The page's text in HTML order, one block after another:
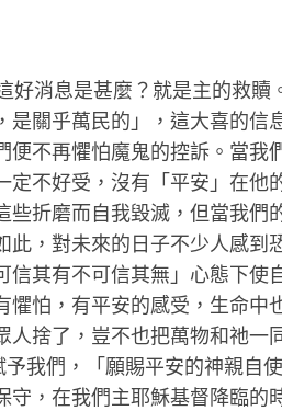
好消息是甚麼？就是主的救贖
是關乎萬民的」，這大喜的信
便不再懼怕魔鬼的控訴。當我
不好受，沒有「平安」在他
些折磨而自我毀滅，但當我們
，對未來的日子不少人感到
信其有不可信其無」心態下使
怕，有平安的感受，生命中
人捨了，豈不也把萬物和祂一
我們，「願賜平安的神親自
，在我們主耶穌基督降臨的